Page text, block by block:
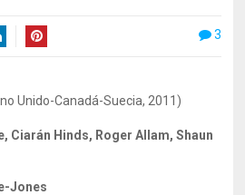
3
Unido-Canadá-Suecia, 2011)
Ciarán Hinds, Roger Allam, Shaun
Jones